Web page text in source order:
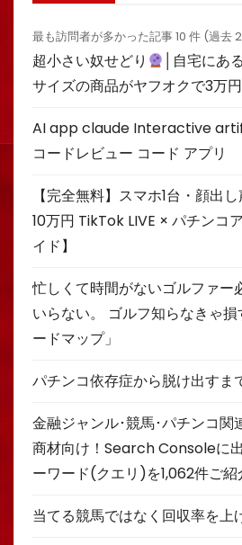
最も訪問者が多かった記事 10 件 (過去
超小さい奴せどり
│自宅にあ
サイズの商品がヤフオクで3万円
AI app claude Interactive
コードレビュー コード アプリ
【完全無料】スマホ1台・顔出
10万円 TikTok LIVE × パチンコ
イド】
忙しくて時間がないゴルファー
いらない。 ゴルフ知らなきゃ
ードマップ」
パチンコ依存症から脱け出すま
金融ジャンル･競馬･パチンコ関
商材向け！Search Consoleに
ーワード(クエリ)を1,062件ご紹
当てる競馬ではなく回収率を上